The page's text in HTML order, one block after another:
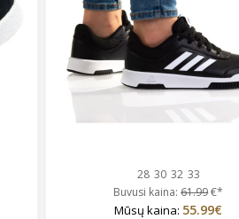
28 30 32 33
Buvusi kaina:61.99€*
Mūsų kaina: 55.99€